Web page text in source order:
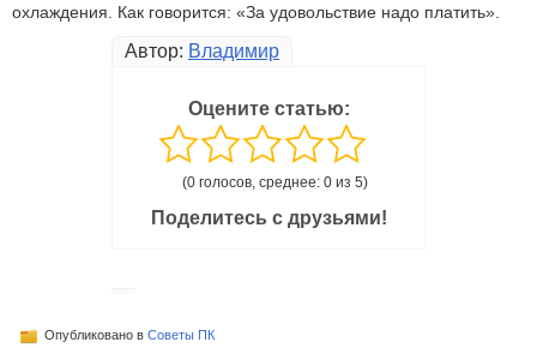
охлаждения. Как говорится: «За удовольствие надо платить».
Автор: Владимир
Оцените статью:
(0 голосов, среднее: 0 из 5)
Поделитесь с друзьями!
Опубликовано в Советы ПК